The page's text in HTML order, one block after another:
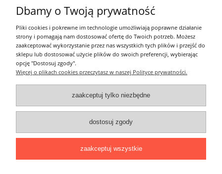
Informacje ogólne
Zakupy
Moje konto
Pozostałe
Łatwy dojazd z Sopotu, Gdańska i Gdyni - przekonaj się i kup również na
miejscu!
ONELED, ul. Kasprowicza 4, 83-000 Pruszcz Gdański
e-mail: biuro@oneled.pl | tel.: 511-711-113 | tel.: 511-115-157 | tel.: 511-711-
Dbamy o Twoją prywatność
Pliki cookies i pokrewne im technologie umożliwiają poprawne działanie
strony i pomagają nam dostosować ofertę do Twoich potrzeb. Możesz
zaakceptować wykorzystanie przez nas wszystkich tych plików i przejść do
sklepu lub dostosować użycie plików do swoich preferencji, wybierając
opcję "Dostosuj zgody".
Więcej o plikach cookies przeczytasz w naszej Polityce prywatności.
zaakceptuj tylko niezbędne
dostosuj zgody
zaakceptuj wszystkie